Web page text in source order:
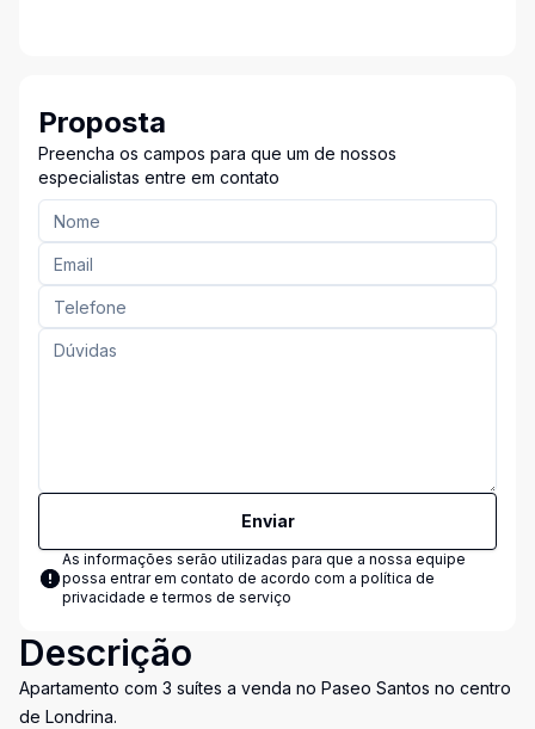
Proposta
Preencha os campos para que um de nossos
especialistas entre em contato
Enviar
As informações serão utilizadas para que a nossa equipe
possa entrar em contato de acordo com a política de
privacidade e termos de serviço
Descrição
Apartamento com 3 suítes a venda no Paseo Santos no centro
de Londrina.